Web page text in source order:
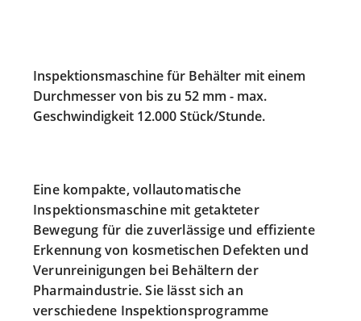
Inspektionsmaschine für Behälter mit einem
Durchmesser von bis zu 52 mm - max.
Geschwindigkeit 12.000 Stück/Stunde.
Eine kompakte, vollautomatische
Inspektionsmaschine mit getakteter
Bewegung für die zuverlässige und effiziente
Erkennung von kosmetischen Defekten und
Verunreinigungen bei Behältern der
Pharmaindustrie. Sie lässt sich an
verschiedene Inspektionsprogramme